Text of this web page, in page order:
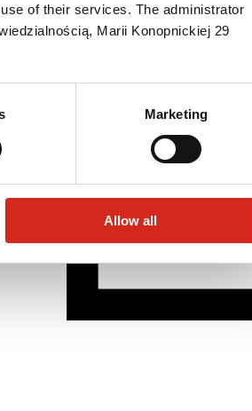
of their services. The administrator
Marii Konopnickiej 29
Marketing
Allow all